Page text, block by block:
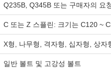
Q235B, Q345B 또는 구매자의 요
C 또는 Z 스플린: 크기는 C120 ~
X형, 나무형, 격자형, 십자형, 상자
일반 볼트 및 고강성 볼트